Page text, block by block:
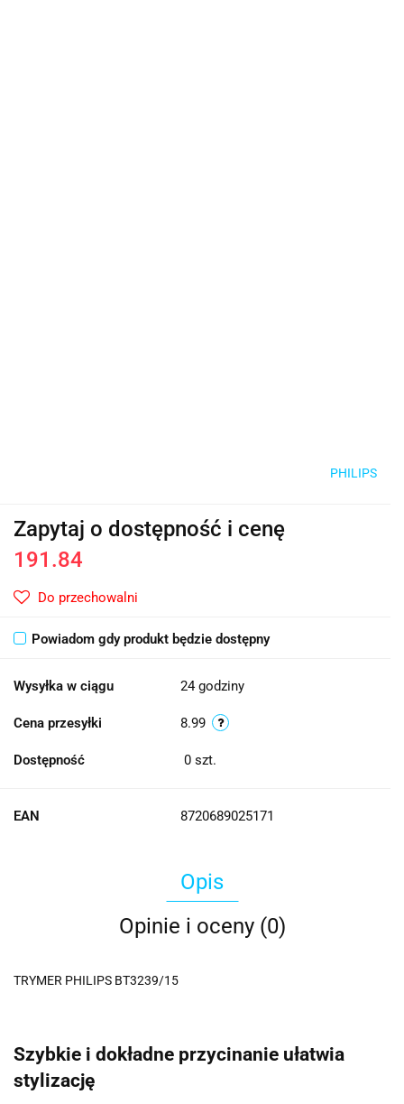
PHILIPS
Zapytaj o dostępność i cenę
191.84
Do przechowalni
Powiadom gdy produkt będzie dostępny
Wysyłka w ciągu 24 godziny
Cena przesyłki 8.99
Dostępność 0 szt.
EAN 8720689025171
Opis
Opinie i oceny (0)
TRYMER PHILIPS BT3239/15
Szybkie i dokładne przycinanie ułatwia
stylizację